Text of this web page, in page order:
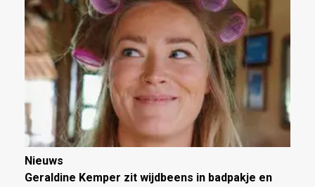
Nieuws
Geraldine Kemper zit wijdbeens in badpakje en